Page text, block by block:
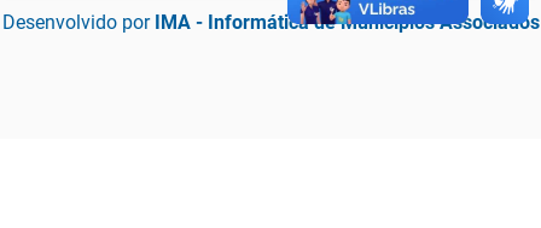
Desenvolvido por IMA - Informática de Municípios Associados